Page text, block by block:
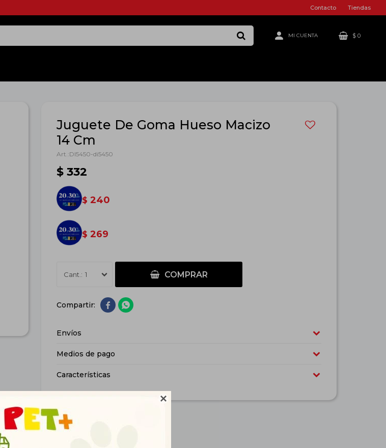

$ 0
Contacto Tiendas
Juguete De Goma Hueso Macizo
14 Cm
DI5450-di5450
$ 332
$ 240
$ 269
1 COMPRAR
 
Envíos
Medios de pago
Características